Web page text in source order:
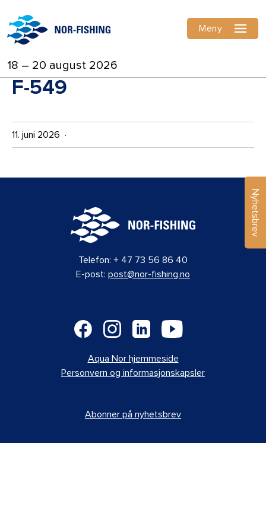
18 – 20 august 2026
Meny
F-549
11. juni 2026 ·
Nyhetsbrev
Telefon: + 47 73 56 86 40
E-post: post@nor-fishing.no
Aqua Nor hjemmeside
Personvern og informasjonskapsler
Abonner på nyhetsbrev